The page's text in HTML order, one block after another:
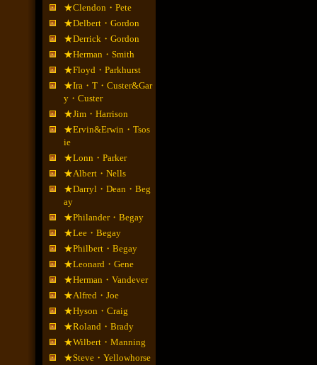
★Clendon・Pete
★Delbert・Gordon
★Derrick・Gordon
★Herman・Smith
★Floyd・Parkhurst
★Ira・T・Custer&Gar
y・Custer
★Jim・Harrison
★Ervin&Erwin・Tsos
ie
★Lonn・Parker
★Albert・Nells
★Darryl・Dean・Beg
ay
★Philander・Begay
★Lee・Begay
★Philbert・Begay
★Leonard・Gene
★Herman・Vandever
★Alfred・Joe
★Hyson・Craig
★Roland・Brady
★Wilbert・Manning
★Steve・Yellowhorse